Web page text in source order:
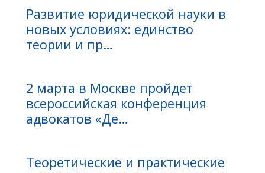
Развитие юридической науки в
новых условиях: единство
теории и пр…
2 марта в Москве пройдет
всероссийская конференция
адвокатов «Де…
Теоретические и практические